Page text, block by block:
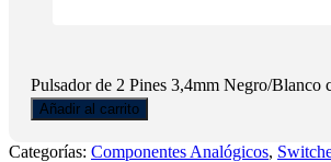
Pulsador de 2 Pines 3,4mm Negro/Blanco
Añadir al carrito
Categorías: Componentes Analógicos,